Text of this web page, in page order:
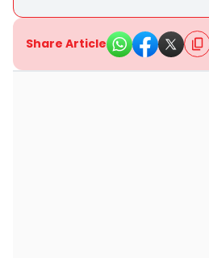
Share Article